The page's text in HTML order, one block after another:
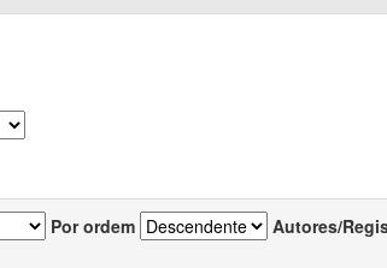
Por ordem Autores/